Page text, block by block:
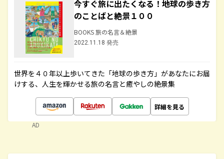
今すぐ旅に出たくなる！地球の歩き方
のことばと絶景１００
BOOKS 旅の名言＆絶景
2022.11.18 発売
世界を４０年以上歩いてきた「地球の歩き方」があなたにお届
けする、人生を輝かせる旅の名言と癒やしの絶景集
詳細を見る
AD